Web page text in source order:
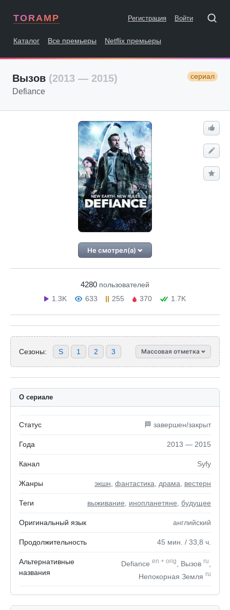
TORAMP Регистрация Войти
Каталог Все премьеры Netflix премьеры
Вызов (2013 — 2015) сериал
Defiance
Не смотрел(а)
4280 пользователей
1.3K
633 255 370 1.7K
Сезоны: S 1 2 3 Массовая отметка
О сериале
Статус 🏁 завершен/закрыт
Года 2013 — 2015
Канал Syfy
Жанры экшн фантастика драма вестерн
Теги выживание инопланетяне будущее
Оригинальный язык английский
Продолжительность 45 мин. / 33,8 ч.
Альтернативные
названия
Defiance en + orig , Вызов ru
Непокорная Земля ru